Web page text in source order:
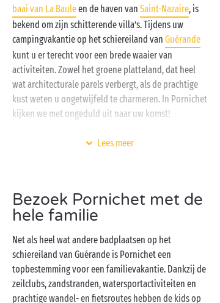
baai van La Bauleen de haven van Saint-Nazaire, is
bekend om zijn schitterende villa’s. Tijdens uw
campingvakantie op het schiereiland van Guérande
kunt u er terecht voor een brede waaier van
activiteiten. Zowel het groene platteland, dat heel
wat architecturale parels verbergt, als de prachtige
kust weten u ongetwijfeld te charmeren. In Pornichet
kijken we met ongeduld uit naar uw komst!
Accommodatie vindt u op onze camping in de
nabij Pornichet belooft een verkwikkende en
ontspannende ervaring te worden! Hebt u even
glijbanen in het aquapark van de camping. En niet
alleen in het water valt pret te beleven. Wat dacht u
van een partijtje petanque, voetbal of volleybal? Of
liever eenfietstocht? Alles kan!
Lees meer
Bezoek Pornichet met de
hele familie
Net als heel wat andere badplaatsen op het
schiereiland van Guérande is Pornichet een
topbestemming voor een familievakantie. Dankzij de
zeilclubs, zandstranden, watersportactiviteiten en
prachtige wandel- en fietsroutes hebben de kids op